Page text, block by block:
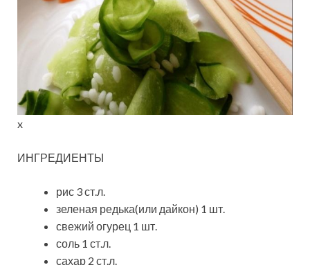
x
ИНГРЕДИЕНТЫ
рис 3 ст.л.
зеленая редька(или дайкон) 1 шт.
свежий огурец 1 шт.
соль 1 ст.л.
сахар 2 ст.л.